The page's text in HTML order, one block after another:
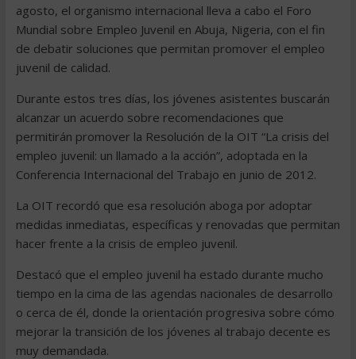
agosto, el organismo internacional lleva a cabo el Foro
Mundial sobre Empleo Juvenil en Abuja, Nigeria, con el fin
de debatir soluciones que permitan promover el empleo
juvenil de calidad.
Durante estos tres días, los jóvenes asistentes buscarán
alcanzar un acuerdo sobre recomendaciones que
permitirán promover la Resolución de la OIT “La crisis del
empleo juvenil: un llamado a la acción”, adoptada en la
Conferencia Internacional del Trabajo en junio de 2012.
La OIT recordó que esa resolución aboga por adoptar
medidas inmediatas, específicas y renovadas que permitan
hacer frente a la crisis de empleo juvenil.
Destacó que el empleo juvenil ha estado durante mucho
tiempo en la cima de las agendas nacionales de desarrollo
o cerca de él, donde la orientación progresiva sobre cómo
mejorar la transición de los jóvenes al trabajo decente es
muy demandada.